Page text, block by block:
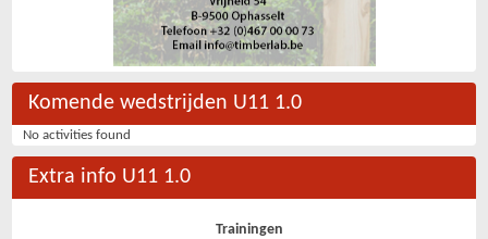
Komende wedstrijden U11 1.0
No activities found
Extra info U11 1.0
Trainingen